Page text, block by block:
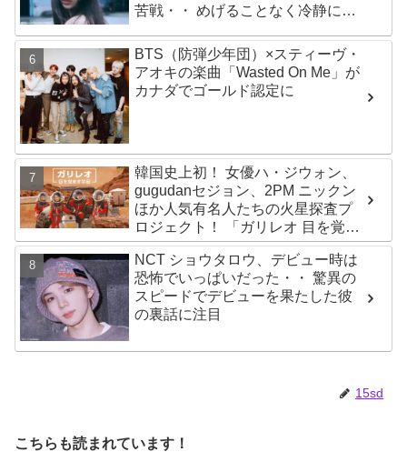
苦戦・・ めげることなく冷静に努
BTS（防弾少年団）×スティーヴ・
アオキの楽曲「Wasted On Me」が
カナダでゴールド認定に
韓国史上初！ 女優ハ・ジウォン、
gugudanセジョン、2PM ニックン
ほか人気有名人たちの火星探査プ
ロジェクト！ 「ガリレオ 目を覚ま
す宇宙」10月10日（水）日本初放
送決定
NCT ショウタロウ、デビュー時は
恐怖でいっぱいだった・・ 驚異の
スピードでデビューを果たした彼
の裏話に注目
15sd
こちらも読まれています！